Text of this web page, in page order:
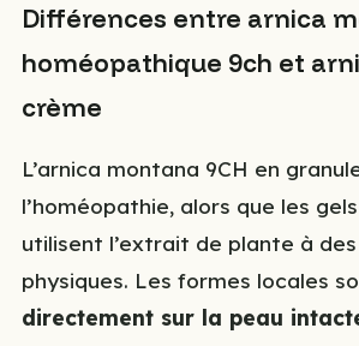
Différences entre arnica
homéopathique 9ch et
crème
L’arnica montana 9CH en
l’homéopathie, alors que les
utilisent l’extrait de plante à
physiques. Les formes locales
directement sur la peau